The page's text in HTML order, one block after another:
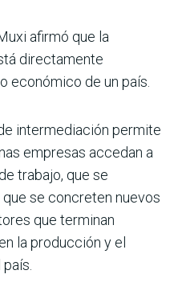
afirmó que la
directamente
económico de un país.
intermediación permite
empresas accedan a
trabajo, que se
se concreten nuevos
que terminan
la producción y el